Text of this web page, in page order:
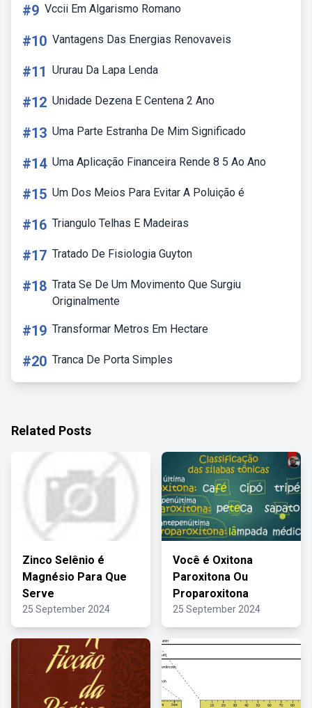
#9 Vccii Em Algarismo Romano
#10 Vantagens Das Energias Renovaveis
#11 Ururau Da Lapa Lenda
#12 Unidade Dezena E Centena 2 Ano
#13 Uma Parte Estranha De Mim Significado
#14 Uma Aplicação Financeira Rende 8 5 Ao Ano
#15 Um Dos Meios Para Evitar A Poluição é
#16 Triangulo Telhas E Madeiras
#17 Tratado De Fisiologia Guyton
#18 Trata Se De Um Movimento Que Surgiu
Originalmente
#19 Transformar Metros Em Hectare
#20 Tranca De Porta Simples
Related Posts
Zinco Selênio é
Magnésio Para Que
Serve
25 September 2024
Você é Oxitona
Paroxitona Ou
Proparoxitona
25 September 2024